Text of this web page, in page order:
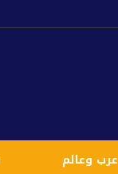
عرب وعالم